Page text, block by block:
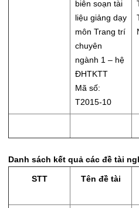
biên soạn tài
liệu giảng dạy
môn Trang trí
chuyên
ngành 1 – hệ
ĐHTKTT
Mã số:
T2015-10
Danh sách kết quả các đề tài
STT Tên đề tài